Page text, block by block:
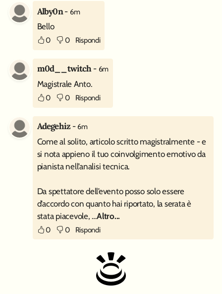
Alby0n- 6m
Bello
0 0 Rispondi
m0d__twitch- 6m
Magistrale Anto.
0 0 Rispondi
Adegehiz- 6m
Come al solito, articolo scritto magistralmente - e
si nota appieno il tuo coinvolgimento emotivo da
pianista nell’analisi tecnica.
Da spettatore dell’evento posso solo essere
d’accordo con quanto hai riportato, la serata è
stata piacevole, …Altro...
0 0 Rispondi